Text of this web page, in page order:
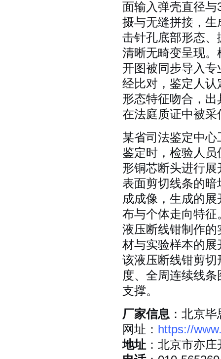
面输入弹壳直径与
摄与无缝拼接，
击针孔底部形态
清晰无畸变呈现
开图被同步导入
经比对，鉴定人
形态特征吻合，
在法庭质证中被采
某省司法鉴定中
鉴定时，检验人
形铜芯断头进行
表面剪切线条的暗
成成像，生成的
布与个体走向特
液压断线钳制作
材与实验样本的
该液压断线钳剪
度、全周连续线
支撑。
厂家信息 ：北京
网址： https://
地址 ：北京市亦